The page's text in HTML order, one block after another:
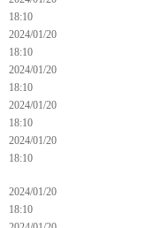
18:10
2024/01/20
18:10
2024/01/20
18:10
2024/01/20
18:10
2024/01/20
18:10
2024/01/20
18:10